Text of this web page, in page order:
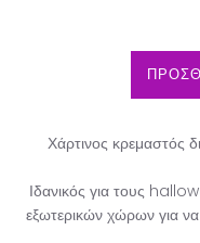
Χάρτινος κρεμαστός
Ιδανικός για τους
εξωτερικών χώρων για να